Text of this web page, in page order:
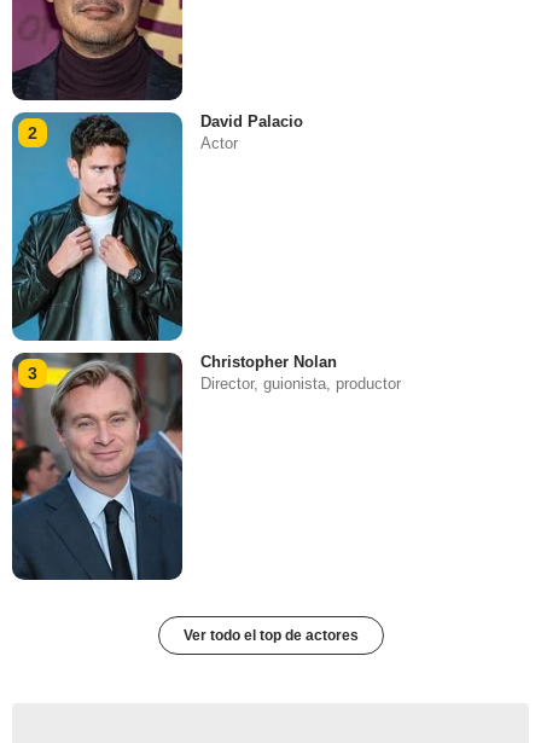
2
David Palacio
Actor
3
Christopher Nolan
Director, guionista, productor
Ver todo el top de actores